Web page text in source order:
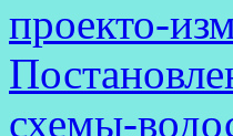
проекто-
схемы-